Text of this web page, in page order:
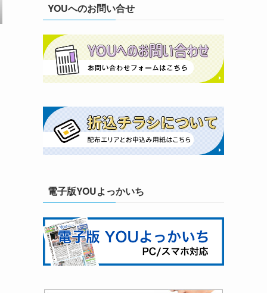
YOUへのお問い合せ
電子版YOUよっかいち